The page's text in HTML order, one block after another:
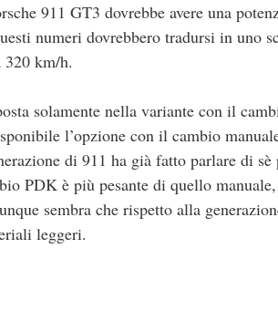
911 GT3 dovrebbe avere una
numeri dovrebbero tradursi in uno
km/h.
solamente nella variante con il
l’opzione con il cambio
di 911 ha già fatto parlare di sè
PDK è più pesante di quello
sembra che rispetto alla
leggeri.